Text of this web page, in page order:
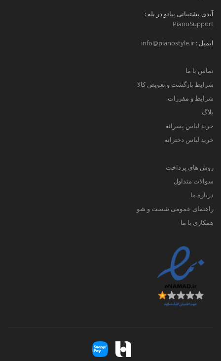
آیدی پشتیبانی پیانو در بله :
PianoSupport
ایمیل : info@pianostyle.ir
تماس با ما
شرایط بازگشت و تعویض کالا
شرایط و مقررات
بلاگ
خرید لباس پسرانه
خرید لباس دخترانه
روش های پرداخت
سوالات متداول
درباره ما
راهنمای عمومی شست و شو
همکاری با ما